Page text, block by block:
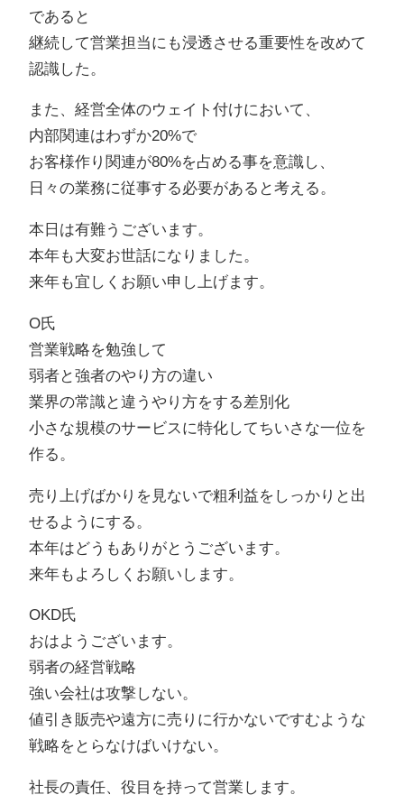
であると
継続して営業担当にも浸透させる重要性を改めて
認識した。
また、経営全体のウェイト付けにおいて、
内部関連はわずか20%で
お客様作り関連が80%を占める事を意識し、
日々の業務に従事する必要があると考える。
本日は有難うございます。
本年も大変お世話になりました。
来年も宜しくお願い申し上げます。
O氏
営業戦略を勉強して
弱者と強者のやり方の違い
業界の常識と違うやり方をする差別化
小さな規模のサービスに特化してちいさな一位を
作る。
売り上げばかりを見ないで粗利益をしっかりと出
せるようにする。
本年はどうもありがとうございます。
来年もよろしくお願いします。
OKD氏
おはようございます。
弱者の経営戦略
強い会社は攻撃しない。
値引き販売や遠方に売りに行かないですむような
戦略をとらなけばいけない。
社長の責任、役目を持って営業します。